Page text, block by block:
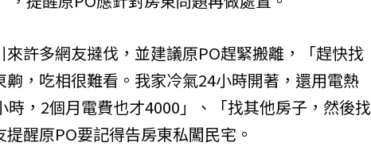
許多網友撻伐，並建議原PO趕緊搬離，「趕快找
，吃相很難看。我家冷氣24小時開著，還用電熱
時，2個月電費也才4000」、「找其他房子，然後找
醒原PO要記得告房東私闖民宅。